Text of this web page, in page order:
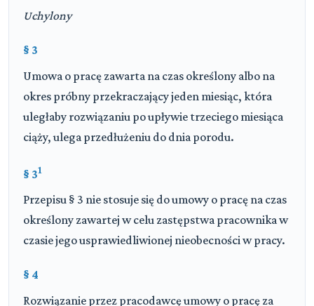
Uchylony
§ 3
Umowa o pracę zawarta na czas określony albo na
okres próbny przekraczający jeden miesiąc, która
uległaby rozwiązaniu po upływie trzeciego miesiąca
ciąży, ulega przedłużeniu do dnia porodu.
§ 31
Przepisu § 3 nie stosuje się do umowy o pracę na czas
określony zawartej w celu zastępstwa pracownika w
czasie jego usprawiedliwionej nieobecności w pracy.
§ 4
Rozwiązanie przez pracodawcę umowy o pracę za